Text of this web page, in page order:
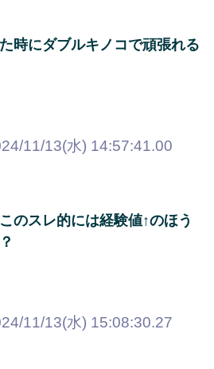
時にダブルキノコで頑張れる
11/13(水) 14:57:41.00
のスレ的には経験値↑のほう
11/13(水) 15:08:30.27